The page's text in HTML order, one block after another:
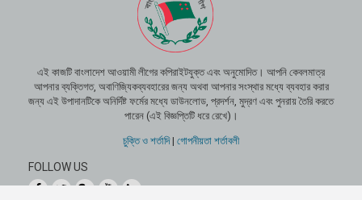
এই কাজটি বাংলাদেশ আওয়ামী লীগের কপিরাইটযুক্ত এবং অনুমোদিত। আপনি কেবলমাত্র
আপনার ব্যক্তিগত, অবাণিজ্যিকব্যবহারের জন্য অথবা আপনার সংস্থার মধ্যে ব্যবহার করার
জন্য এই উপাদানটিকে অনির্দিষ্ট ফর্মের মধ্যে ডাউনলোড, প্রদর্শন, মুদ্রণ এবং পুনরায় তৈরি করতে
পারেন (এই বিজ্ঞপ্তিটি ধরে রেখে)।
চুক্তি ও শর্তাদি| গোপনীয়তা শর্তাবলী
FOLLOW US